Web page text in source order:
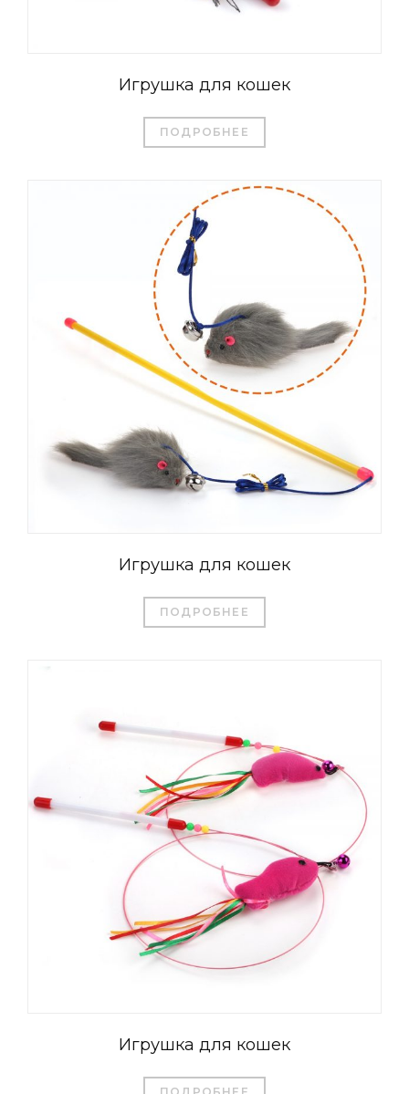
Игрушка для кошек
ПОДРОБНЕЕ
Игрушка для кошек
ПОДРОБНЕЕ
Игрушка для кошек